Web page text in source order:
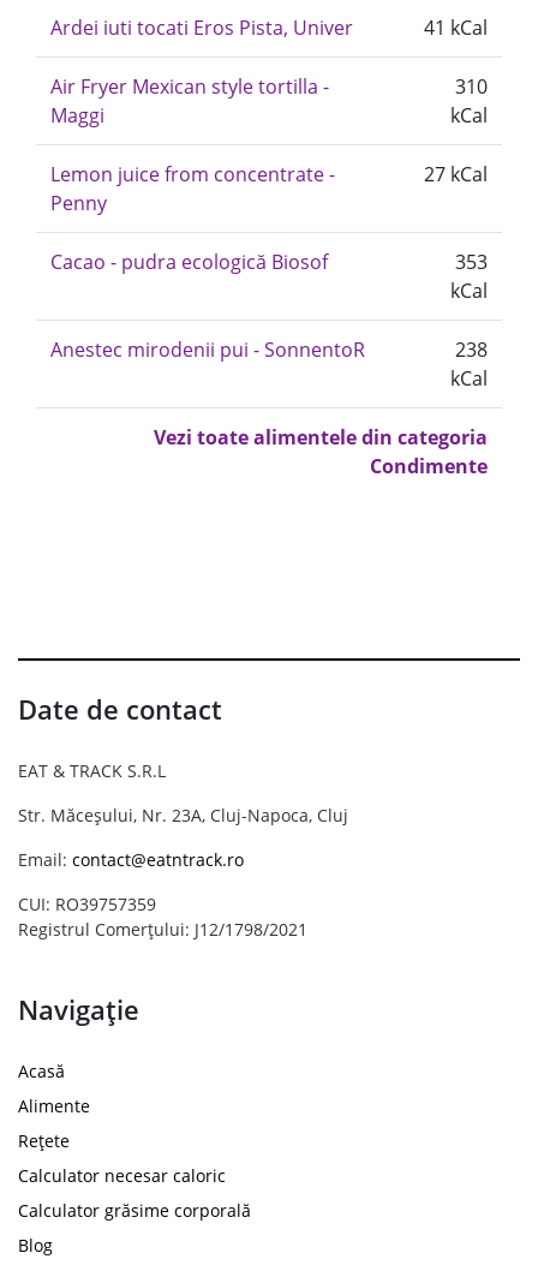
Ardei iuti tocati Eros Pista, Univer 41 kCal
Air Fryer Mexican style tortilla -
Maggi
310
kCal
Lemon juice from concentrate -
Penny
27 kCal
Cacao - pudra ecologică Biosof
353
kCal
Anestec mirodenii pui - SonnentoR
238
kCal
Vezi toate alimentele din categoria
Condimente
Date de contact
EAT & TRACK S.R.L
Str. Măceșului, Nr. 23A, Cluj-Napoca, Cluj
Email: contact@eatntrack.ro
CUI: RO39757359
Registrul Comerțului: J12/1798/2021
Navigație
Acasă
Alimente
Rețete
Calculator necesar caloric
Calculator grăsime corporală
Blog